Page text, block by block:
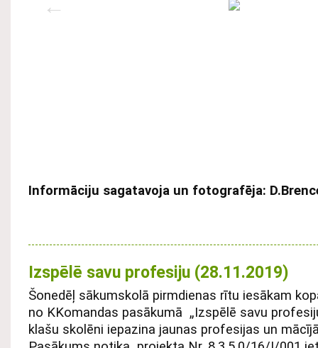
Informāciju sagatavoja un fotografēja:
Izspēlē savu profesiju (28.11.2019)
Šonedēļ sākumskolā pirmdienas rītu iesākam
no KKomandas pasākumā „Izspēlē savu
klašu skolēni iepazina jaunas profesijas un